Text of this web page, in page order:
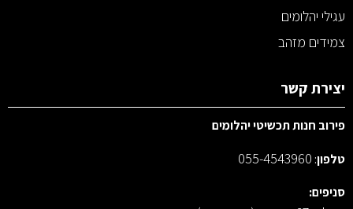
עגילי יהלומים
צמידים מזהב
יצירת קשר
פירוב חנות תכשיטי יהלומים
טלפון:
055-4543960
סניפים: